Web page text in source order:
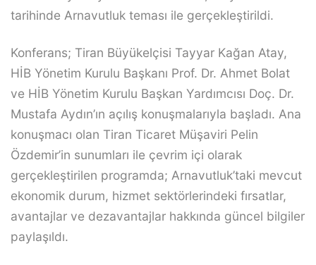
tarihinde Arnavutluk teması ile gerçekleştirildi.
Konferans; Tiran Büyükelçisi Tayyar Kağan Atay,
HİB Yönetim Kurulu Başkanı Prof. Dr. Ahmet Bolat
ve HİB Yönetim Kurulu Başkan Yardımcısı Doç. Dr.
Mustafa Aydın’ın açılış konuşmalarıyla başladı. Ana
konuşmacı olan Tiran Ticaret Müşaviri Pelin
Özdemir’in sunumları ile çevrim içi olarak
gerçekleştirilen programda; Arnavutluk’taki mevcut
ekonomik durum, hizmet sektörlerindeki fırsatlar,
avantajlar ve dezavantajlar hakkında güncel bilgiler
paylaşıldı.